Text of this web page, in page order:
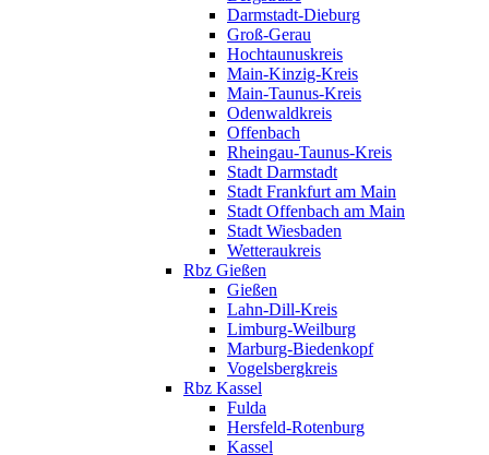
Darmstadt-Dieburg
Groß-Gerau
Hochtaunuskreis
Main-Kinzig-Kreis
Main-Taunus-Kreis
Odenwaldkreis
Offenbach
Rheingau-Taunus-Kreis
Stadt Darmstadt
Stadt Frankfurt am Main
Stadt Offenbach am Main
Stadt Wiesbaden
Wetteraukreis
Rbz Gießen
Gießen
Lahn-Dill-Kreis
Limburg-Weilburg
Marburg-Biedenkopf
Vogelsbergkreis
Rbz Kassel
Fulda
Hersfeld-Rotenburg
Kassel